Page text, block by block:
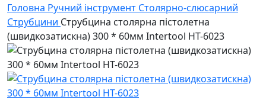
Головнa Ручний інструмент Столярно-слюсарний
Струбцини Струбцина столярна пістолетна
(швидкозатискна) 300 * 60мм Intertool HT-6023